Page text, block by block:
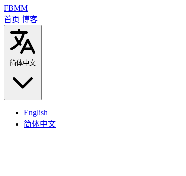
FBMM
首页 博客
简体中文
English
简体中文